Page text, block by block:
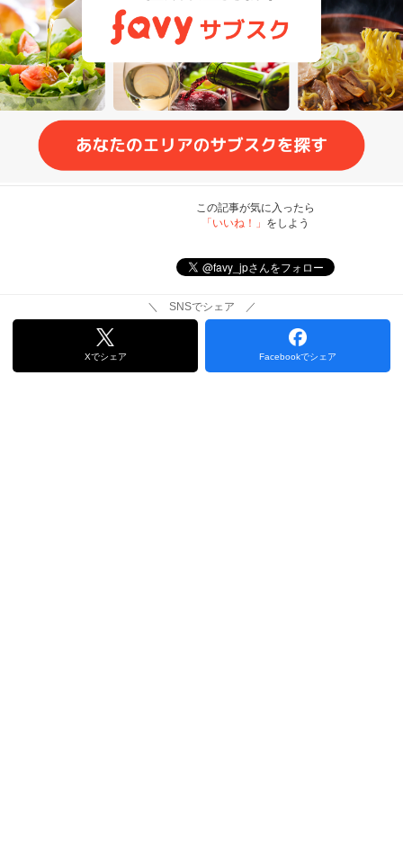
この記事が気に入ったら
「いいね！」 をしよう
＼ SNSでシェア ／
Xでシェア Facebookでシェア